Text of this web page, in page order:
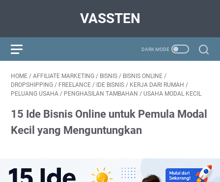
VASSTEN
HOME / AFFILIATE MARKETING / BISNIS / BISNIS ONLINE /
DROPSHIPPING / FREELANCE / IDE BISNIS / KERJA DARI RUMAH /
PELUANG USAHA / PENGHASILAN TAMBAHAN / USAHA MODAL KECIL
15 Ide Bisnis Online untuk Pemula Modal
Kecil yang Menguntungkan